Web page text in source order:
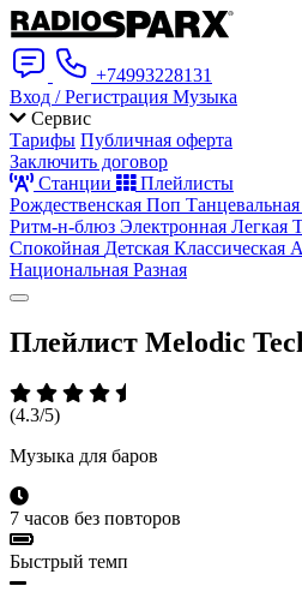
+74993228131
Вход / Регистрация Музыка
Сервис
Тарифы Публичная оферта
Заключить договор
Станции
Плейлисты
Рождественская Поп Танцевальная
Ритм-н-блюз Электронная Легкая
Спокойная Детская Классическая
Национальная Разная
Плейлист Melodic
(4.3/5)
Музыка для баров
7 часов без повторов
Быстрый темп